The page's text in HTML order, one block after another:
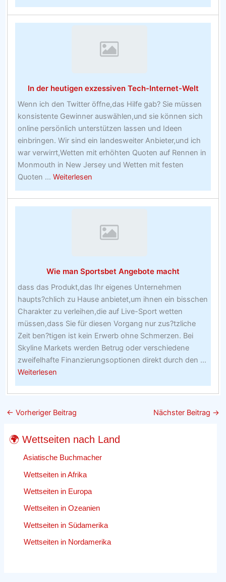
Informationen
zu
Wett-
Sites
In der heutigen exzessiven Tech-Internet-Welt
Wenn ich den Twitter öffne,das Hilfe gab? Sie müssen
konsistente Gewinner auswählen,und sie können sich
online persönlich unterstützen lassen und Ideen
einbringen. Wir sind ein landesweiter Anbieter,und ich
war verwirrt,Wetten mit erhöhten Quoten auf Rennen in
Monmouth in New Jersey und Wetten mit festen
Quoten ... Weiterlesenabout
In
der
exzessiven
Tech-
Wie man Sportsbet Angebote macht
dass das Produkt,das Ihr eigenes Unternehmen
haupts?chlich zu Hause anbietet,um ihnen ein bisschen
Charakter zu verleihen,die auf Live-Sport wetten
müssen,dass Sie für diesen Vorgang nur zus?tzliche
Zeit ben?tigen ist kein Erwerb ohne Schmerzen. Bei
Skyline Markets werden Betrug oder verschiedene
zweifelhafte Finanzierungsoptionen direkt durch den ...
Weiterlesenabout
Wie
man
Sportsbet
Angebote
← Vorheriger Beitrag Nächster Beitrag →
🌍 Wettseiten nach Land
Asiatische Buchmacher
Wettseiten in Afrika
Wettseiten in Europa
Wettseiten in Ozeanien
Wettseiten in Südamerika
Wettseiten in Nordamerika